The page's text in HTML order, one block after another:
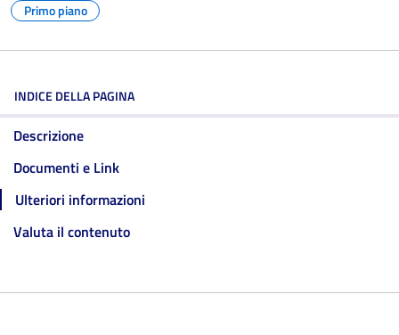
Primo piano
INDICE DELLA PAGINA
Descrizione
Documenti e Link
Ulteriori informazioni
Valuta il contenuto